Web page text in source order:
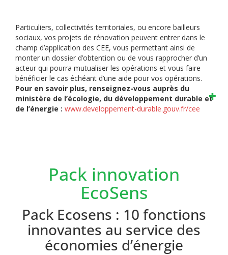
Particuliers, collectivités territoriales, ou encore bailleurs
sociaux, vos projets de rénovation peuvent entrer dans le
champ d’application des CEE, vous permettant ainsi de
monter un dossier d’obtention ou de vous rapprocher d’un
acteur qui pourra mutualiser les opérations et vous faire
bénéficier le cas échéant d’une aide pour vos opérations.
Pour en savoir plus, renseignez-vous auprès du
ministère de l’écologie, du développement durable et
de l’énergie : www.developpement-durable.gouv.fr/cee
Pack innovation
EcoSens
Pack Ecosens : 10 fonctions
innovantes au service des
économies d’énergie